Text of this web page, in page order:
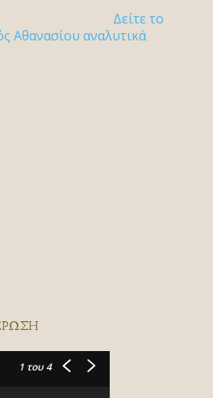
Δείτε το
Αθανασίου αναλυτικά
1 του 4